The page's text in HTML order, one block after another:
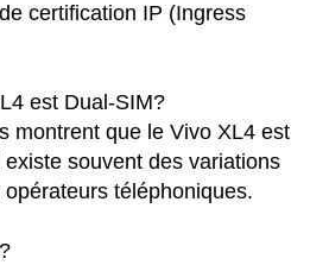
certification IP (Ingress
est Dual-SIM?
montrent que le Vivo XL4 est
souvent des variations
téléphoniques.